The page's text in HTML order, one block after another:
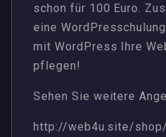
schon für 100 Euro.
eine
mit WordPress Ihre
pflegen!
Sehen Sie weitere
http://web4u.site/shop/